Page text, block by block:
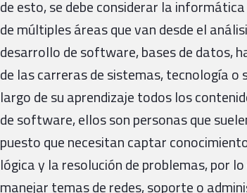
de esto, se debe considerar la
de múltiples áreas que van desde el
desarrollo de software, bases de datos,
de las carreras de sistemas, tecnología
largo de su aprendizaje todos los
de software, ellos son personas que
puesto que necesitan captar
lógica y la resolución de problemas, por
manejar temas de redes, soporte o